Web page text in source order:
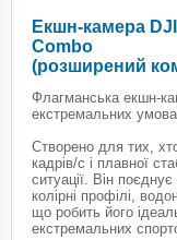
Екшн-камера
Combo
(розширений
Флагманська екшн-
екстремальних
Створено для тих,
кадрів/с і плавної
ситуації. Він
колірні профілі,
що робить його
екстремальних